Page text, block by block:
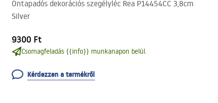
Öntapadós dekorációs szegélyléc Rea P14454CC 3,8cm
Silver
9300 Ft
Csomagfeladás {{info}} munkanapon belül.
Kérdezzen a termékről